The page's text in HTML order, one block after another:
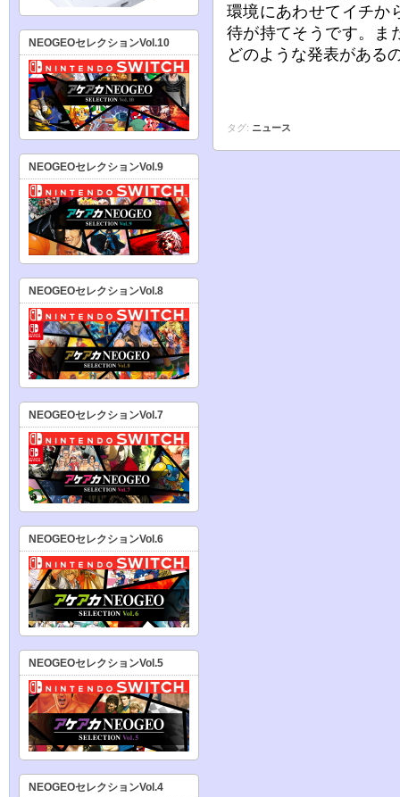
環境にあわせてイチか
待が持てそうです。ま
どのような発表がある
タグ: ニュース
NEOGEOセレクションVol.10
NEOGEOセレクションVol.9
NEOGEOセレクションVol.8
NEOGEOセレクションVol.7
NEOGEOセレクションVol.6
NEOGEOセレクションVol.5
NEOGEOセレクションVol.4